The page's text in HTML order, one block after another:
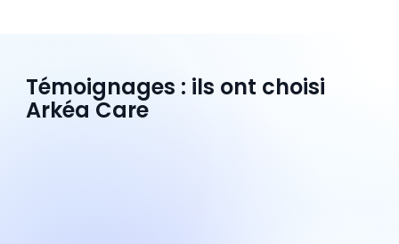
Témoignages : ils ont choisi
Arkéa Care